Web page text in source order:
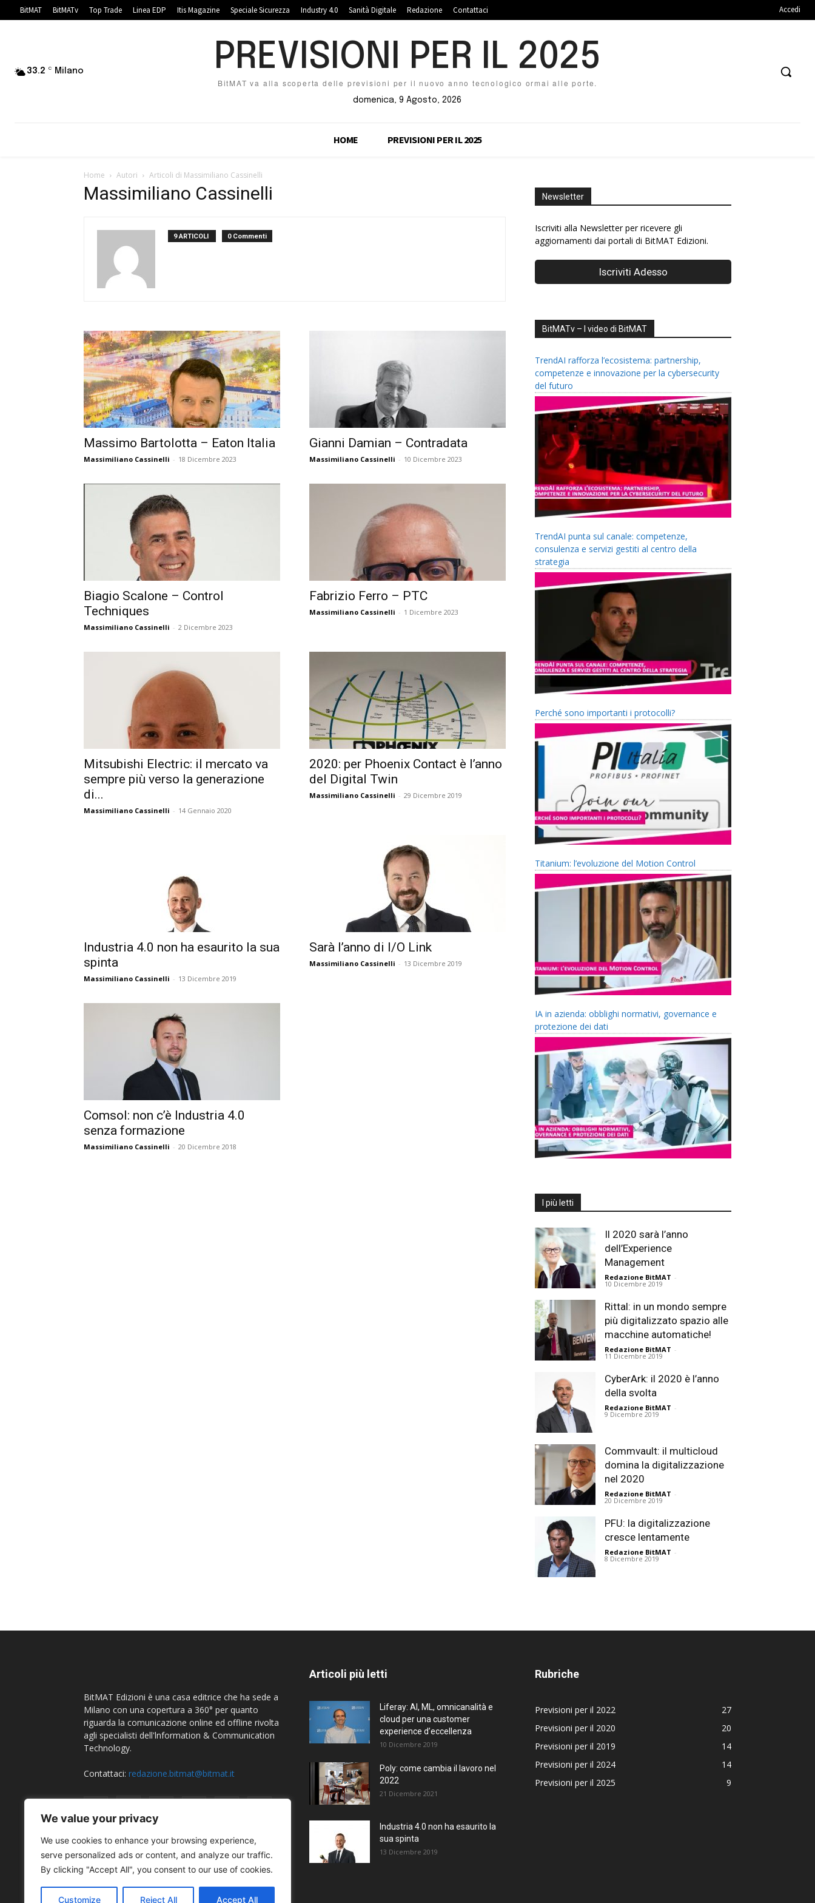
We value your privacy
We use cookies to enhance your browsing experience,
serve personalized ads or content, and analyze our traffic.
By clicking "Accept All", you consent to our use of cookies.
Customize Reject All Accept All
BitMAT BitMATv Top Trade Linea EDP Itis Magazine Speciale Sicurezza Industry 4.0 Sanità Digitale Redazione Contattaci Accedi
33.2 C Milano PREVISIONI PER IL 2025
BitMAT va alla scoperta delle previsioni per il nuovo anno tecnologico ormai alle porte.
domenica, 9 Agosto, 2026
HOME PREVISIONI PER IL 2025
Home Autori Articoli di Massimiliano Cassinelli
Massimiliano Cassinelli
9 ARTICOLI 0 Commenti
Massimo Bartolotta – Eaton Italia
Massimiliano Cassinelli - 18 Dicembre 2023
Gianni Damian – Contradata
Massimiliano Cassinelli - 10 Dicembre 2023
Biagio Scalone – Control
Techniques
Massimiliano Cassinelli - 2 Dicembre 2023
Fabrizio Ferro – PTC
Massimiliano Cassinelli - 1 Dicembre 2023
Mitsubishi Electric: il mercato va
sempre più verso la generazione
di...
Massimiliano Cassinelli - 14 Gennaio 2020
2020: per Phoenix Contact è l’anno
del Digital Twin
Massimiliano Cassinelli - 29 Dicembre 2019
Industria 4.0 non ha esaurito la sua
spinta
Massimiliano Cassinelli - 13 Dicembre 2019
Sarà l’anno di I/O Link
Massimiliano Cassinelli - 13 Dicembre 2019
Comsol: non c’è Industria 4.0
senza formazione
Massimiliano Cassinelli - 20 Dicembre 2018
Newsletter
Iscriviti alla Newsletter per ricevere gli
aggiornamenti dai portali di BitMAT Edizioni.
BitMATv – I video di BitMAT
TrendAI rafforza l’ecosistema: partnership,
competenze e innovazione per la cybersecurity
del futuro
TrendAI punta sul canale: competenze,
consulenza e servizi gestiti al centro della
strategia
Perché sono importanti i protocolli?
Titanium: l’evoluzione del Motion Control
IA in azienda: obblighi normativi, governance e
protezione dei dati
I più letti
Il 2020 sarà l’anno
dell’Experience
Management
Redazione BitMAT -
10 Dicembre 2019
Rittal: in un mondo sempre
più digitalizzato spazio alle
macchine automatiche!
Redazione BitMAT -
11 Dicembre 2019
CyberArk: il 2020 è l’anno
della svolta
Redazione BitMAT -
9 Dicembre 2019
Commvault: il multicloud
domina la digitalizzazione
nel 2020
Redazione BitMAT -
20 Dicembre 2019
PFU: la digitalizzazione
cresce lentamente
Redazione BitMAT -
8 Dicembre 2019
BitMAT Edizioni è una casa editrice che ha sede a
Milano con una copertura a 360° per quanto
riguarda la comunicazione online ed offline rivolta
agli specialisti dell'lnformation & Communication
Technology.
Contattaci: redazione.bitmat@bitmat.it
Articoli più letti
Liferay: AI, ML, omnicanalità e
cloud per una customer
experience d’eccellenza
10 Dicembre 2019
Poly: come cambia il lavoro nel
2022
21 Dicembre 2021
Industria 4.0 non ha esaurito la
sua spinta
13 Dicembre 2019
Rubriche
Previsioni per il 2022
27
Previsioni per il 2020
20
Previsioni per il 2019
14
Previsioni per il 2024
14
Previsioni per il 2025
9